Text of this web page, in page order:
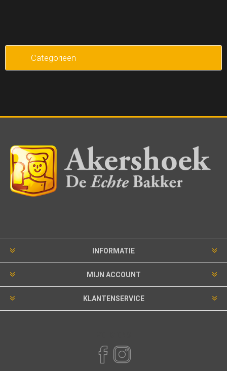
Categorieen
INFORMATIE
MIJN ACCOUNT
KLANTENSERVICE